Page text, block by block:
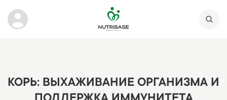
КОРЬ: ВЫХАЖИВАНИЕ ОРГАНИЗМА И